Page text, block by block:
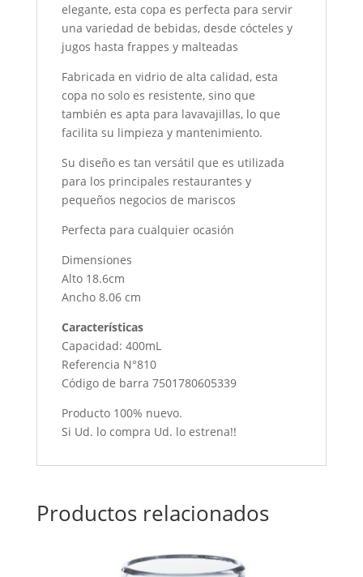
elegante, esta copa es perfecta para servir
una variedad de bebidas, desde cócteles y
jugos hasta frappes y malteadas
Fabricada en vidrio de alta calidad, esta
copa no solo es resistente, sino que
también es apta para lavavajillas, lo que
facilita su limpieza y mantenimiento.
Su diseño es tan versátil que es utilizada
para los principales restaurantes y
pequeños negocios de mariscos
Perfecta para cualquier ocasión
Dimensiones
Alto 18.6cm
Ancho 8.06 cm
Características
Capacidad: 400mL
Referencia N°810
Código de barra 7501780605339
Producto 100% nuevo.
Si Ud. lo compra Ud. lo estrena!!
Productos relacionados